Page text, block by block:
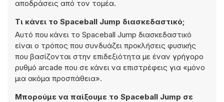
αποδράσεις από τον τομέα.
Τι κάνει το Spaceball Jump διασκεδαστικό;
Αυτό που κάνει το Spaceball Jump διασκεδαστικό
είναι ο τρόπος που συνδυάζει προκλήσεις φυσικής
που βασίζονται στην επιδεξιότητα με έναν γρήγορο
ρυθμό arcade που σε κάνει να επιστρέφεις για «μόνο
μια ακόμα προσπάθεια».
Μπορούμε να παίξουμε το Spaceball Jump σε